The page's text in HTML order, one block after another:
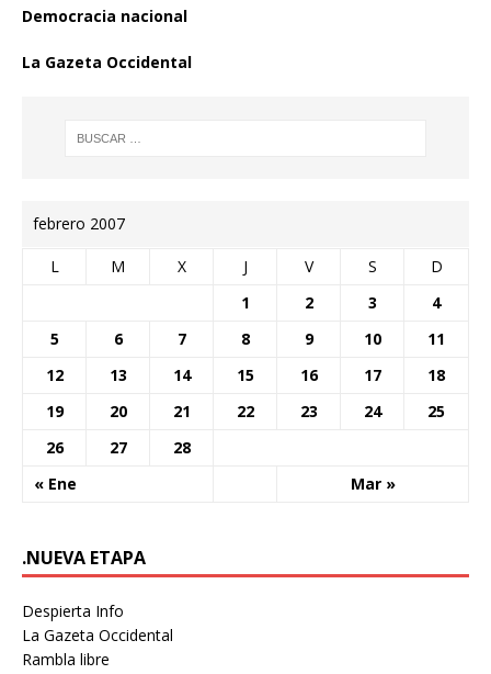
Democracia nacional
La Gazeta Occidental
febrero 2007
L M X J V S D
« Ene Mar »
1 2 3
4
5
6 7 8 9 10
11
12
13 14 15 16 17
18
19
20 21 22 23 24
25
26
27 28
.NUEVA ETAPA
Despierta Info
La Gazeta Occidental
Rambla libre